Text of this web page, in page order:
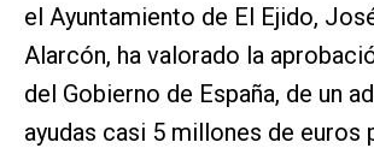
el Ayuntamiento de El Ejido,
Alarcón, ha valorado la
del Gobierno de España, de un
ayudas casi 5 millones de euros